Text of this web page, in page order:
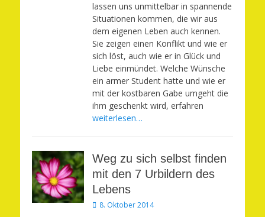
lassen uns unmittelbar in spannende
Situationen kommen, die wir aus
dem eigenen Leben auch kennen.
Sie zeigen einen Konflikt und wie er
sich löst, auch wie er in Glück und
Liebe einmündet. Welche Wünsche
ein armer Student hatte und wie er
mit der kostbaren Gabe umgeht die
ihm geschenkt wird, erfahren
weiterlesen…
Weg zu sich selbst finden
mit den 7 Urbildern des
Lebens
Veröffentlicht
8. Oktober 2014